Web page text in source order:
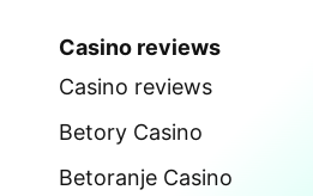
Casino reviews
Casino reviews
Betory Casino
Betoranje Casino